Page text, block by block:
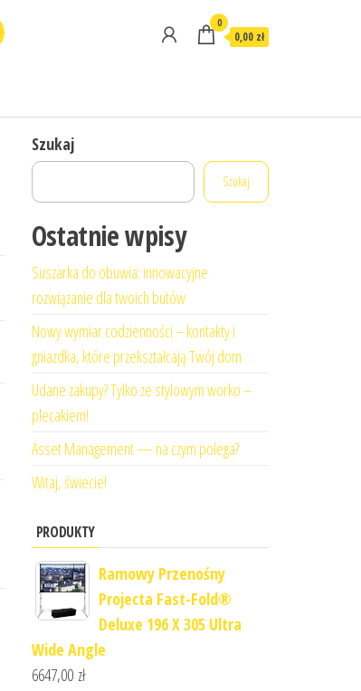
0
0,00 zł
Szukaj
Szukaj
Ostatnie wpisy
Suszarka do obuwia: innowacyjne
rozwiązanie dla twoich butów
Nowy wymiar codzienności – kontakty i
gniazdka, które przekształcają Twój dom
Udane zakupy? Tylko ze stylowym worko –
plecakiem!
Asset Management — na czym polega?
Witaj, świecie!
PRODUKTY
Ramowy Przenośny
Projecta Fast-Fold®
Deluxe 196 X 305 Ultra
Wide Angle
6647,00 zł